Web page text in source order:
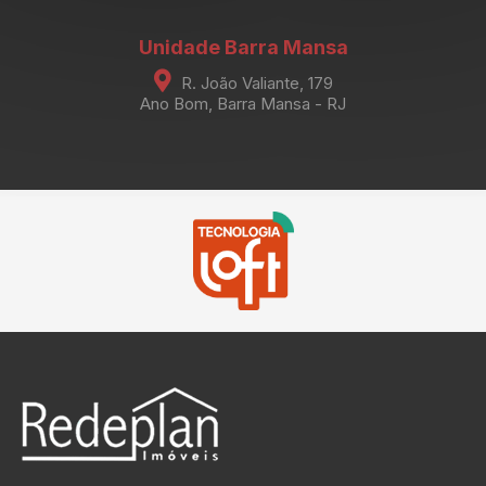
Unidade Barra Mansa
R. João Valiante, 179
Ano Bom, Barra Mansa - RJ